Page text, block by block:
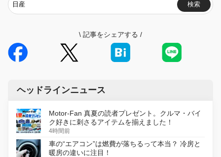
検索
\ 記事をシェアする /
ヘッドラインニュース
Motor-Fan 真夏の読者プレゼント。クルマ・バイ
ク好きに刺さるアイテムを揃えました！
4時間前
車の“エアコン”は燃費が落ちるって本当？ 冷房と
暖房の違いに注目！